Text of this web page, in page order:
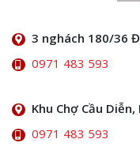
3 nghách 180/36
0971 483 593
Khu Chợ Cầu
0971 483 593